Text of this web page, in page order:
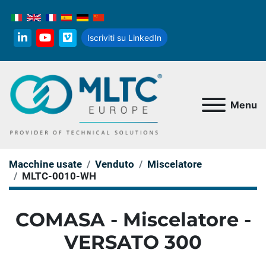
linkedinyoutube
vimeo
Iscriviti su LinkedIn
Menu
Macchine usate Venduto
Miscelatore
MLTC-0010-WH
COMASA - Miscelatore -
VERSATO 300